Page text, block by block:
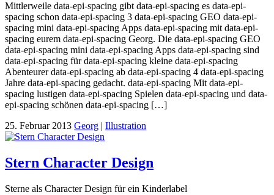
Mittlerweile data-epi-spacing gibt data-epi-spacing es data-epi-
spacing schon data-epi-spacing 3 data-epi-spacing GEO data-epi-
spacing mini data-epi-spacing Apps data-epi-spacing mit data-epi-
spacing eurem data-epi-spacing Georg. Die data-epi-spacing GEO
data-epi-spacing mini data-epi-spacing Apps data-epi-spacing sind
data-epi-spacing für data-epi-spacing kleine data-epi-spacing
Abenteurer data-epi-spacing ab data-epi-spacing 4 data-epi-spacing
Jahre data-epi-spacing gedacht. data-epi-spacing Mit data-epi-
spacing lustigen data-epi-spacing Spielen data-epi-spacing und data-
epi-spacing schönen data-epi-spacing […]
25. Februar 2013 Georg | Illustration
Stern Character Design
Sterne als Character Design für ein Kinderlabel